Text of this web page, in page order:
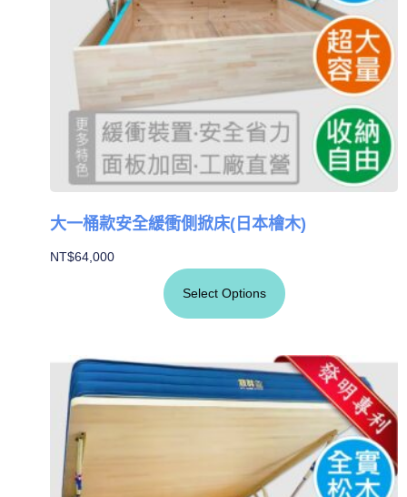
大一桶款安全緩衝側掀床(日本檜木)
NT$64,000
Select Options